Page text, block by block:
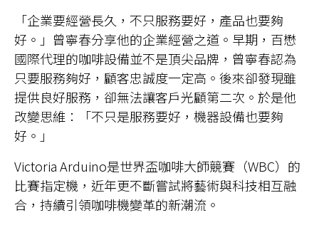
「企業要經營長久，不只服務要好，產品也要夠
好。」曾寧春分享他的企業經營之道。早期，百懋
國際代理的咖啡設備並不是頂尖品牌，曾寧春認為
只要服務夠好，顧客忠誠度一定高。後來卻發現雖
提供良好服務，卻無法讓客戶光顧第二次。於是他
改變思維：「不只是服務要好，機器設備也要夠
好。」
Victoria Arduino是世界盃咖啡大師競賽（WBC）的
比賽指定機，近年更不斷嘗試將藝術與科技相互融
合，持續引領咖啡機變革的新潮流。